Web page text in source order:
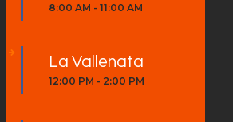
8:00 AM -11:00 AM
La Vallenata
12:00 PM - 2:00 PM